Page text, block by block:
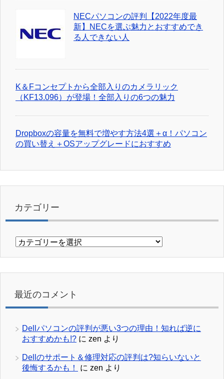
NECパソコンの評判【2022年度最
新】NECを選ぶ魅力とおすすめでき
る人できない人
K＆Fコンセプトから全部入りのカメラリック
（KF13.096）が登場！全部入りの6つの魅力
Dropboxの容量を無料で増やす方法4選＋α！パソコン
の買い替え＋OSアップグレードにおすすめ
カテゴリー
カ
リ
最近のコメント
Dellパソコンの評判が悪い3つの理由！知れば逆に
おすすめかも!? に zen より
Dellのサポート＆修理対応の評判は?知らいないと
後悔するかも！
に zen より